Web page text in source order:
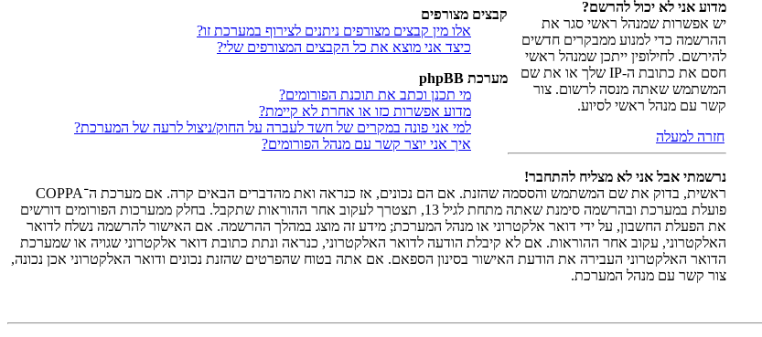
קבצים מצורפים
אלו מין קבצים מצורפים ניתנים לצירוף במערכת זו?
כיצד אני מוצא את כל הקבצים המצורפים שלי?
מערכת phpBB
מי תכנן וכתב את תוכנת הפורומים?
מדוע אפשרות כזו או אחרת לא קיימת?
למי אני פונה במקרים של חשד לעברה על החוק/ניצול לרעה של המערכת?
איך אני יוצר קשר עם מנהל הפורומים?
מדוע אני לא יכול להרשם?
יש אפשרות שמנהל ראשי סגר את
ההרשמה כדי למנוע ממבקרים חדשים
להירשם. לחילופין ייתכן שמנהל ראשי
חסם את כתובת ה-IP שלך או את שם
המשתמש שאתה מנסה לרשום. צור
קשר עם מנהל ראשי לסיוע.
חזרה למעלה
נרשמתי אבל אני לא מצליח להתחבר!
ראשית, בדוק את שם המשתמש והססמה שהזנת. אם הם נכונים, אז כנראה ואת מהדברים הבאים קרה. אם מערכת ה־COPPA
פועלת במערכת ובהרשמה סימנת שאתה מתחת לגיל 13, תצטרך לעקוב אחר ההוראות שתקבל. בחלק ממערכות הפורומים דורשים
את הפעלת החשבון, על ידי דואר אלקטרוני או מנהל המערכת; מידע זה מוצג במהלך ההרשמה. אם האישור להרשמה נשלח לדואר
האלקטרוני, עקוב אחר ההוראות. אם לא קיבלת הודעה לדואר האלקטרוני, כנראה ונתת כתובת דואר אלקטרוני שגויה או שמערכת
הדואר האלקטרוני העבירה את הודעת האישור בסינון הספאם. אם אתה בטוח שהפרטים שהזנת נכונים ודואר האלקטרוני אכן נכונה,
צור קשר עם מנהל המערכת.